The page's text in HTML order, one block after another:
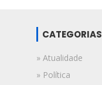
CATEGORIAS
» Atualidade
» Política